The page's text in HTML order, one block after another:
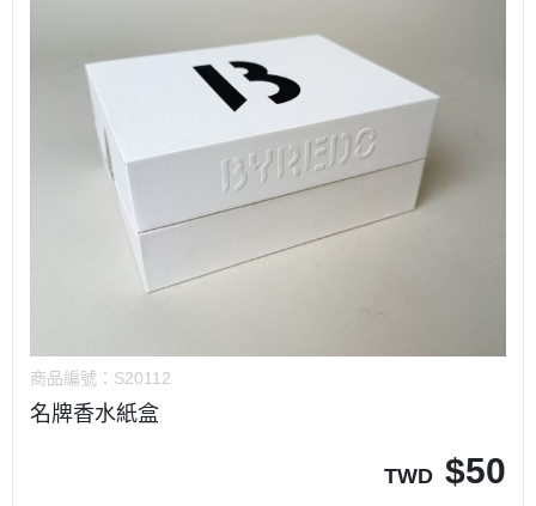
商品編號： S20112
名牌香水紙盒
TWD $50